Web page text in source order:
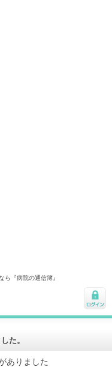
ら『病院の通信簿』
ログ
索しました。
ありました